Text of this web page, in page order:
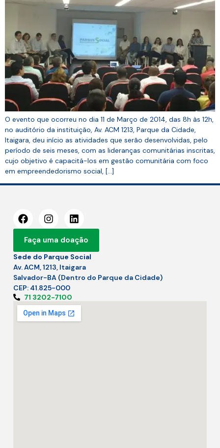
O evento que ocorreu no dia 11 de Março de 2014, das 8h às 12h,
no auditório da instituição, Av. ACM 1213, Parque da Cidade,
Itaigara, deu início as atividades que serão desenvolvidas, pelo
período de seis meses, com as lideranças comunitárias inscritas,
cujo objetivo é capacitá-los em gestão comunitária com foco
em empreendedorismo social, […]
Faça uma doação
Sede do Parque Social
Av. ACM, 1213, Itaigara
Salvador-BA (Dentro do Parque da Cidade)
CEP: 41.825-000
71 3202-7100